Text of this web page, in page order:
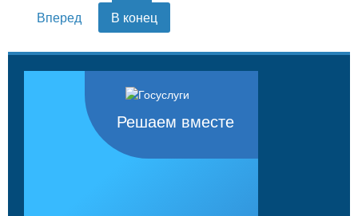
Вперед
В конец
Решаем вместе